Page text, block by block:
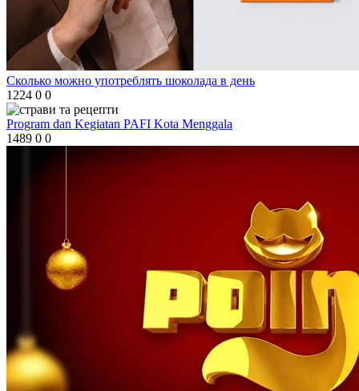
Сколько можно употреблять шоколада в день
1224 0 0
Program dan Kegiatan PAFI Kota Menggala
1489 0 0